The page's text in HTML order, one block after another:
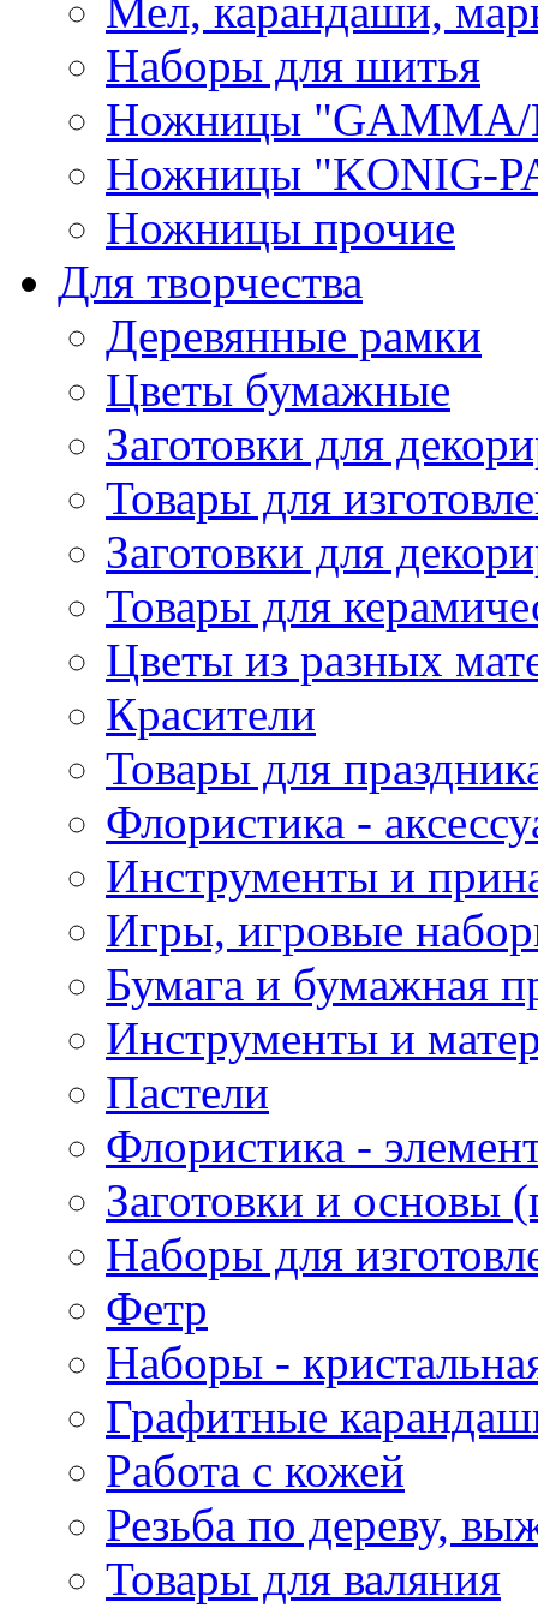
Мел, карандаши,
Наборы для шитья
Ножницы "GAMMA/
Ножницы "KONIG-
Ножницы прочие
Для творчества
Деревянные рамки
Цветы бумажные
Заготовки для
Товары для
Заготовки для
Товары для
Цветы из разных
Красители
Товары для
Флористика -
Инструменты и
Игры, игровые
Бумага и бумажная
Инструменты и
Пастели
Флористика -
Заготовки и основы
Наборы для
Фетр
Наборы -
Графитные
Работа с кожей
Резьба по дереву,
Товары для валяния